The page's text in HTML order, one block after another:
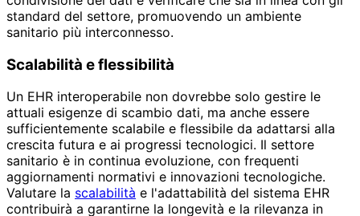
standard del settore, promuovendo un ambiente
sanitario più interconnesso.
Scalabilità e flessibilità
Un EHR interoperabile non dovrebbe solo gestire le
attuali esigenze di scambio dati, ma anche essere
sufficientemente scalabile e flessibile da adattarsi alla
crescita futura e ai progressi tecnologici. Il settore
sanitario è in continua evoluzione, con frequenti
aggiornamenti normativi e innovazioni tecnologiche.
Valutare la scalabilità e l'adattabilità del sistema EHR
contribuirà a garantirne la longevità e la rilevanza in